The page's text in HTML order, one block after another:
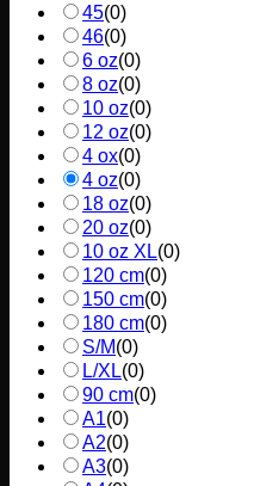
45(0)
46(0)
6 oz(0)
8 oz(0)
10 oz(0)
12 oz(0)
4 ox(0)
4 oz(0)
18 oz(0)
20 oz(0)
10 oz XL(0)
120 cm(0)
150 cm(0)
180 cm(0)
S/M(0)
L/XL(0)
90 cm(0)
A1(0)
A2(0)
A3(0)